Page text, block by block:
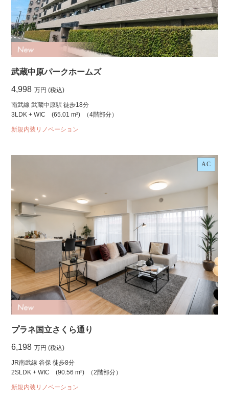
武蔵中原パークホームズ
4,998 万円 (税込)
南武線 武蔵中原駅 徒歩18分
3LDK + WIC
(65.01 m²) （4階部分）
新規内装リノベーション
AC
プラネ国立さくら通り
6,198 万円 (税込)
JR南武線 谷保 徒歩8分
2SLDK + WIC
(90.56 m²) （2階部分）
新規内装リノベーション